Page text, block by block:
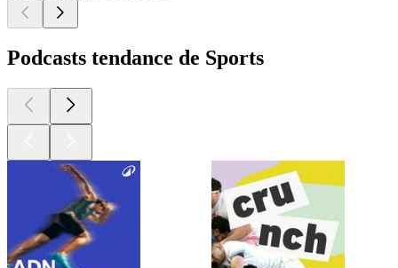
Podcasts tendance de Sports